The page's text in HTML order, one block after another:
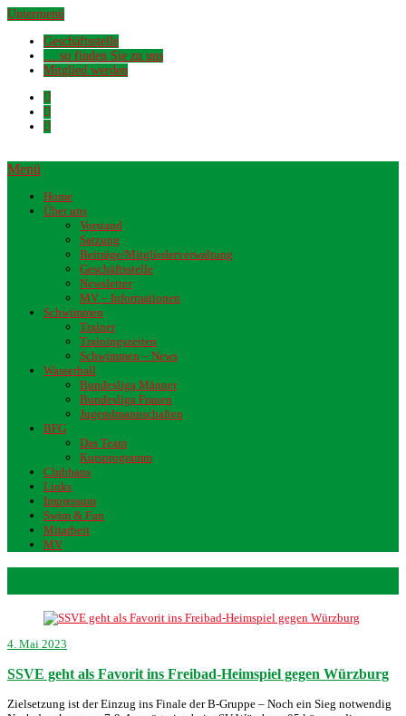
Untermenü
Geschäftsstelle
… so finden Sie zu uns
Mitglied werden
Menü
Home
Über uns
Vorstand
Satzung
Beiträge/Mitgliederverwaltung
Geschäftsstelle
Newsletter
MV – Informationen
Schwimmen
Trainer
Trainingszeiten
Schwimmen – News
Wasserball
Bundesliga Männer
Bundesliga Frauen
Jugendmannschaften
BFG
Das Team
Kursprogramm
Clubhaus
Links
Impressum
Swim & Fun
Mitarbeit
MV
4. Mai 2023
SSVE geht als Favorit ins Freibad-Heimspiel gegen Würzburg
Zielsetzung ist der Einzug ins Finale der B-Gruppe – Noch ein Sieg notwendig